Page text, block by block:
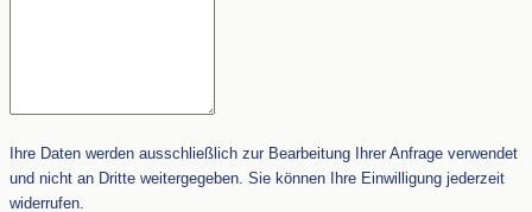
Ihre Daten werden ausschließlich zur Bearbeitung Ihrer Anfrage verwendet
und nicht an Dritte weitergegeben. Sie können Ihre Einwilligung jederzeit
widerrufen.